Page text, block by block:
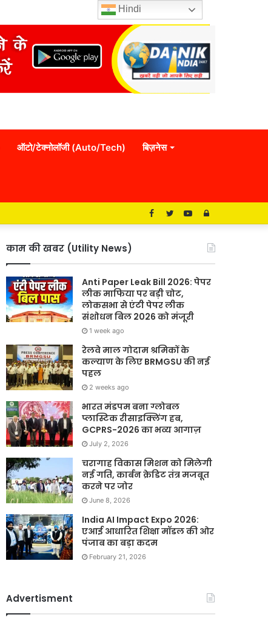
ऑटो/टेक्नोलॉजी (Auto/Tech) बिज़नेस
Log
YouTube
Twitter
Facebook
काम की खबर (Utility News)
Anti Paper Leak Bill 2026: पेपर
लीक माफिया पर बड़ी चोट,
लोकसभा से एंटी पेपर लीक
संशोधन बिल 2026 को मंजूरी
1 week ago
रेलवे माल गोदाम श्रमिकों के
कल्याण के लिए BRMGSU की नई
पहल
2 weeks ago
भारत मंडपम बना ग्लोबल
प्लास्टिक रीसाइक्लिंग हब,
GCPRS-2026 का भव्य आगाज़
July 2, 2026
चरागाह विकास मिशन को मिलेगी
नई गति, कार्बन क्रेडिट तंत्र मजबूत
करने पर जोर
June 8, 2026
India AI Impact Expo 2026:
एआई आधारित शिक्षा मॉडल की ओर
पंजाब का बड़ा कदम
February 21, 2026
Advertisment
Hindi